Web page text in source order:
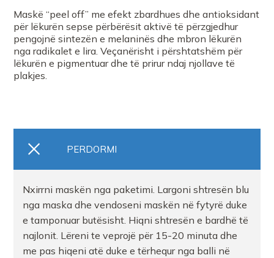
Maskë “peel off” me efekt zbardhues dhe antioksidant
për lëkurën sepse përbërësit aktivë të përzgjedhur
pengojnë sintezën e melaninës dhe mbron lëkurën
nga radikalet e lira. Veçanërisht i përshtatshëm për
lëkurën e pigmentuar dhe të prirur ndaj njollave të
plakjes.
PERDORMI
Nxirrni maskën nga paketimi. Largoni shtresën blu
nga maska dhe vendoseni maskën në fytyrë duke
e tamponuar butësisht. Hiqni shtresën e bardhë të
najlonit. Lëreni te veprojë për 15-20 minuta dhe
me pas hiqeni atë duke e tërhequr nga balli në